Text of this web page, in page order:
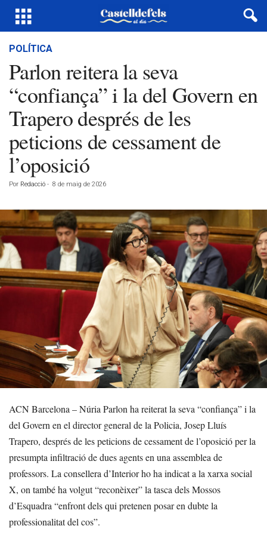
POLÍTICA
Parlon reitera la seva
“confiança” i la del Govern en
Trapero després de les
peticions de cessament de
l’oposició
Por Redacció - 8 de maig de 2026
ACN Barcelona – Núria Parlon ha reiterat la seva “confiança” i la
del Govern en el director general de la Policia, Josep Lluís
Trapero, després de les peticions de cessament de l’oposició per la
presumpta infiltració de dues agents en una assemblea de
professors. La consellera d’Interior ho ha indicat a la xarxa social
X, on també ha volgut “reconèixer” la tasca dels Mossos
d’Esquadra “enfront dels qui pretenen posar en dubte la
professionalitat del cos”.